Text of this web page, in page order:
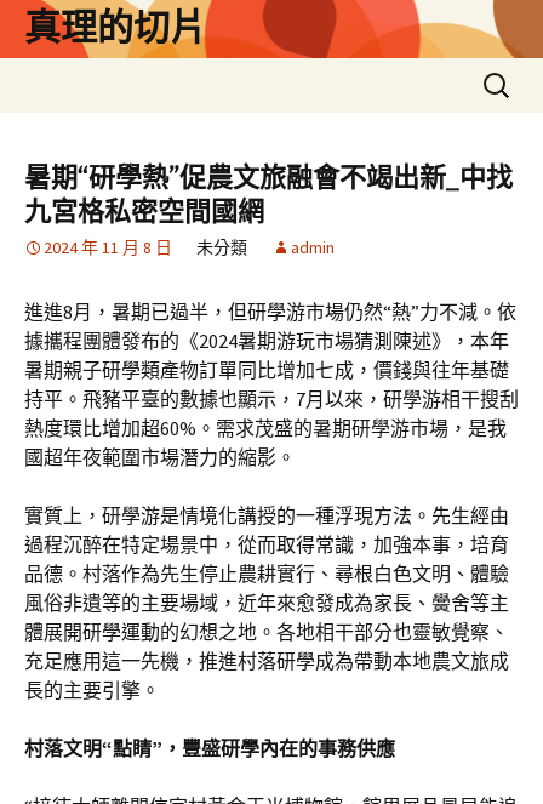
真理的切片
搜
尋
鍵
字:
暑期“研學熱”促農文旅融會不竭出新_中找
九宮格私密空間國網
2024 年 11 月 8 日 未分類 admin
進進8月，暑期已過半，但研學游市場仍然“熱”力不減。依
據攜程團體發布的《2024暑期游玩市場猜測陳述》，本年
暑期親子研學類產物訂單同比增加七成，價錢與往年基礎
持平。飛豬平臺的數據也顯示，7月以來，研學游相干搜刮
熱度環比增加超60%。需求茂盛的暑期研學游市場，是我
國超年夜範圍市場潛力的縮影。
實質上，研學游是情境化講授的一種浮現方法。先生經由
過程沉醉在特定場景中，從而取得常識，加強本事，培育
品德。村落作為先生停止農耕實行、尋根白色文明、體驗
風俗非遺等的主要場域，近年來愈發成為家長、黌舍等主
體展開研學運動的幻想之地。各地相干部分也靈敏覺察、
充足應用這一先機，推進村落研學成為帶動本地農文旅成
長的主要引擎。
村落文明“點睛”，豐盛研學內在的事務供應